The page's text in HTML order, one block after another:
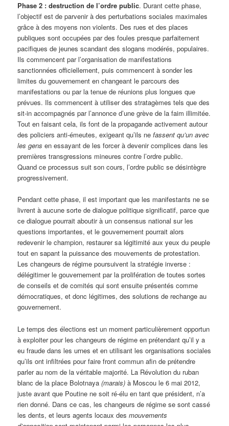
Phase 2 : destruction de l’ordre public. Durant cette phase,
l’objectif est de parvenir à des perturbations sociales maximales
grâce à des moyens non violents. Des rues et des places
publiques sont occupées par des foules presque parfaitement
pacifiques de jeunes scandant des slogans modérés, populaires.
Ils commencent par l’organisation de manifestations
sanctionnées officiellement, puis commencent à sonder les
limites du gouvernement en changeant le parcours des
manifestations ou par la tenue de réunions plus longues que
prévues. Ils commencent à utiliser des stratagèmes tels que des
sit-in accompagnés par l’annonce d’une grève de la faim illimitée.
Tout en faisant cela, ils font de la propagande activement autour
des policiers anti-émeutes, exigeant qu’ils nefassent qu’un avec
les gens en essayant de les forcer à devenir complices dans les
premières transgressions mineures contre l’ordre public.
Quand ce processus suit son cours, l’ordre public se désintègre
progressivement.
Pendant cette phase, il est important que les manifestants ne se
livrent à aucune sorte de dialogue politique significatif, parce que
ce dialogue pourrait aboutir à un consensus national sur les
questions importantes, et le gouvernement pourrait alors
redevenir le champion, restaurer sa légitimité aux yeux du peuple
tout en sapant la puissance des mouvements de protestation.
Les changeurs de régime poursuivent la stratégie inverse :
délégitimer le gouvernement par la prolifération de toutes sortes
de conseils et de comités qui sont ensuite présentés comme
démocratiques, et donc légitimes, des solutions de rechange au
gouvernement.
Le temps des élections est un moment particulièrement opportun
à exploiter pour les changeurs de régime en prétendant qu’il y a
eu fraude dans les urnes et en utilisant les organisations sociales
qu’ils ont infiltrées pour faire front commun afin de prétendre
parler au nom de la véritable majorité. La Révolution du ruban
blanc de la place Bolotnaya(marais) à Moscou le 6 mai 2012,
juste avant que Poutine ne soit ré-élu en tant que président, n’a
rien donné. Dans ce cas, les changeurs de régime se sont cassé
les dents, et leurs agents locaux desmouvements